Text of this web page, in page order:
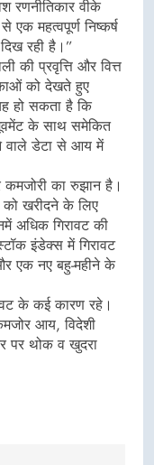
रणनीतिकार वीके
महत्वपूर्ण निष्कर्ष
रही है।”
की प्रवृत्ति और वित्त
को देखते हुए
हो सकता है कि
के साथ समेकित
वाले डेटा से आय में
का रुझान है।
खरीदने के लिए
अधिक गिरावट की
इंडेक्स में गिरावट
एक नए बहु-महीने के
के कई कारण रहे।
आय, विदेशी
पर थोक व खुदरा